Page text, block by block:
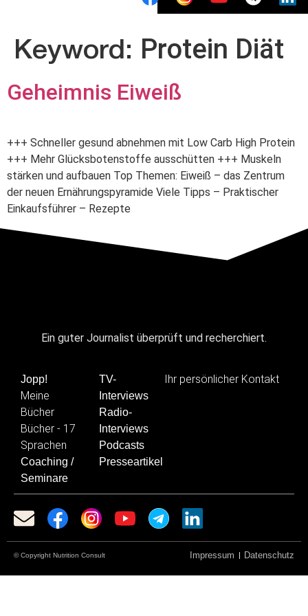
Keyword: Protein Diät
Geheimnis Eiweiß
+++ Schneller gesund abnehmen mit Low Carb High Protein
+++ Mehr Glücksbotenstoffe ausschütten +++ Muskeln
stärken und aufbauen Top Themen: Eiweiß – das Zentrum
der neuen Ernährungspyramide Viele Tipps – Praktischer
Einkaufsführer – Rezepte
Ein guter Journalist überprüft und recherchiert.
Jopp!
Meine
Bücher
Bücher - 17
Sprachen
Coaching /
Seminare
TV-
Interviews
Radio-
Interviews
Podcasts
Presseartikel
Ihr persönlicher Kontakt
© Copyright Nutrition Consult Impressum Datenschutz